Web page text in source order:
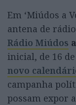
Em ‘Miúdos a
antena de
Rádio Miúdos
inicial, de 16
novo
campanha
possam expor